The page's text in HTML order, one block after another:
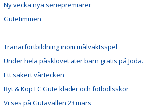
Ny vecka nya seriepremiärer
Gutetimmen
Tränarfortbildning inom målvaktsspel
Under hela påsklovet äter barn gratis på Joda.
Ett säkert vårtecken
Byt & Köp FC Gute kläder och fotbollsskor
Vi ses på Gutavallen 28 mars